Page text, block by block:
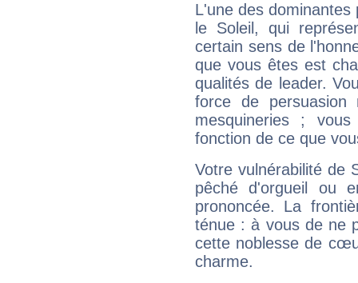
L'une des
le Soleil, qui
certain sens de
que vous êtes est
qualités de leader.
force de
mesquineries ;
fonction de ce que
Votre vulnérabilité de
pêché d'orgueil ou
prononcée. La
ténue : à vous de ne
cette noblesse de
charme.